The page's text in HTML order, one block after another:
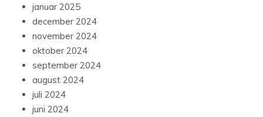
januar 2025
december 2024
november 2024
oktober 2024
september 2024
august 2024
juli 2024
juni 2024